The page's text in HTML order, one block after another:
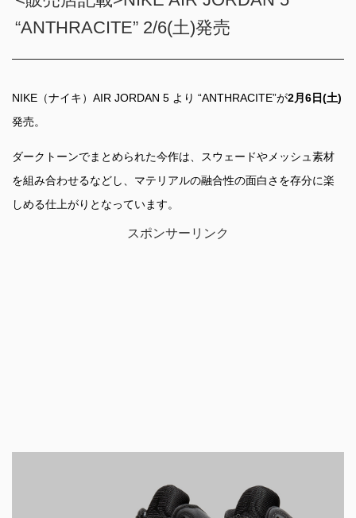
“ANTHRACITE” 2/6(土)発売
NIKE（ナイキ）AIR JORDAN 5 より “ANTHRACITE”が2月6日(土)
発売。
ダークトーンでまとめられた今作は、スウェードやメッシュ素材
を組み合わせるなどし、マテリアルの融合性の面白さを存分に楽
しめる仕上がりとなっています。
スポンサーリンク